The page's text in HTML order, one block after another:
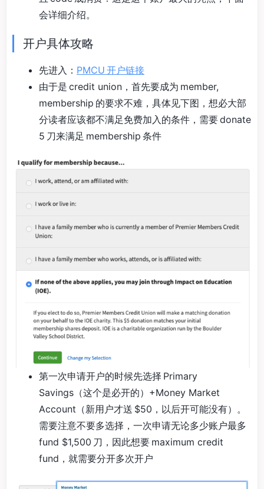
会详细介绍。
开户具体攻略
先进入： PMCU 开户链接
由于是 credit union，首先要成为 member,
membership 的要求不难，具体见下图，想必大部
分读者应该都不满足免费加入的条件，需要 donate
5 刀来满足 membership 条件
第一次申请开户的时候先选择 Primary
Savings（这个是必开的）+Money Market
Account（新用户才送 $50，以后开可能没有）。
需要注意不要多选择，一次申请无论多少账户最多
fund $1,500 刀，因此想要 maximum credit
fund，就需要分开多次开户